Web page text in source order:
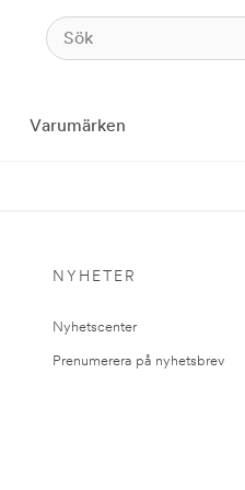
Varumärken
NYHETER
Nyhetscenter
Prenumerera på nyhetsbrev